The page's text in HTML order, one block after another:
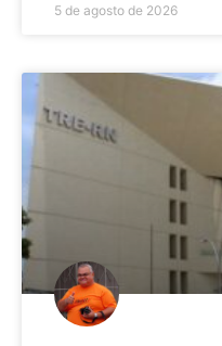
5 de agosto de 2026